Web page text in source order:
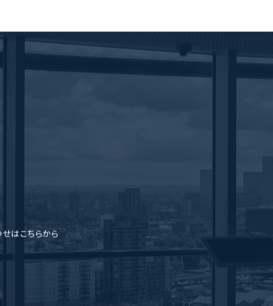
はこちらから